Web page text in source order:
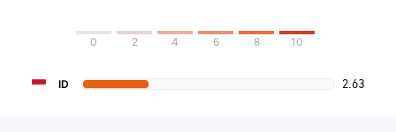
0 2 4 6 8 10
ID 2.63